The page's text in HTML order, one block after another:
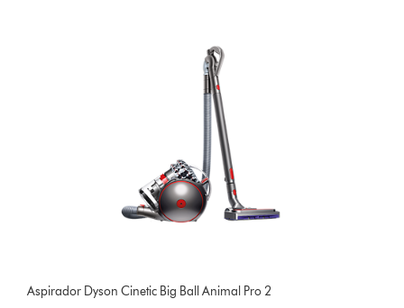
Aspirador Dyson Cinetic Big Ball Animal Pro 2